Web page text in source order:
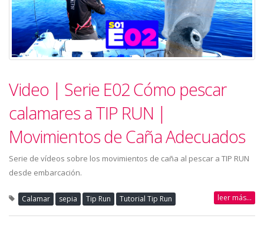
Video | Serie E02 Cómo pescar
calamares a TIP RUN |
Movimientos de Caña Adecuados
Serie de vídeos sobre los movimientos de caña al pescar a TIP RUN
desde embarcación.
Calamar sepia Tip Run Tutorial Tip Run leer más...